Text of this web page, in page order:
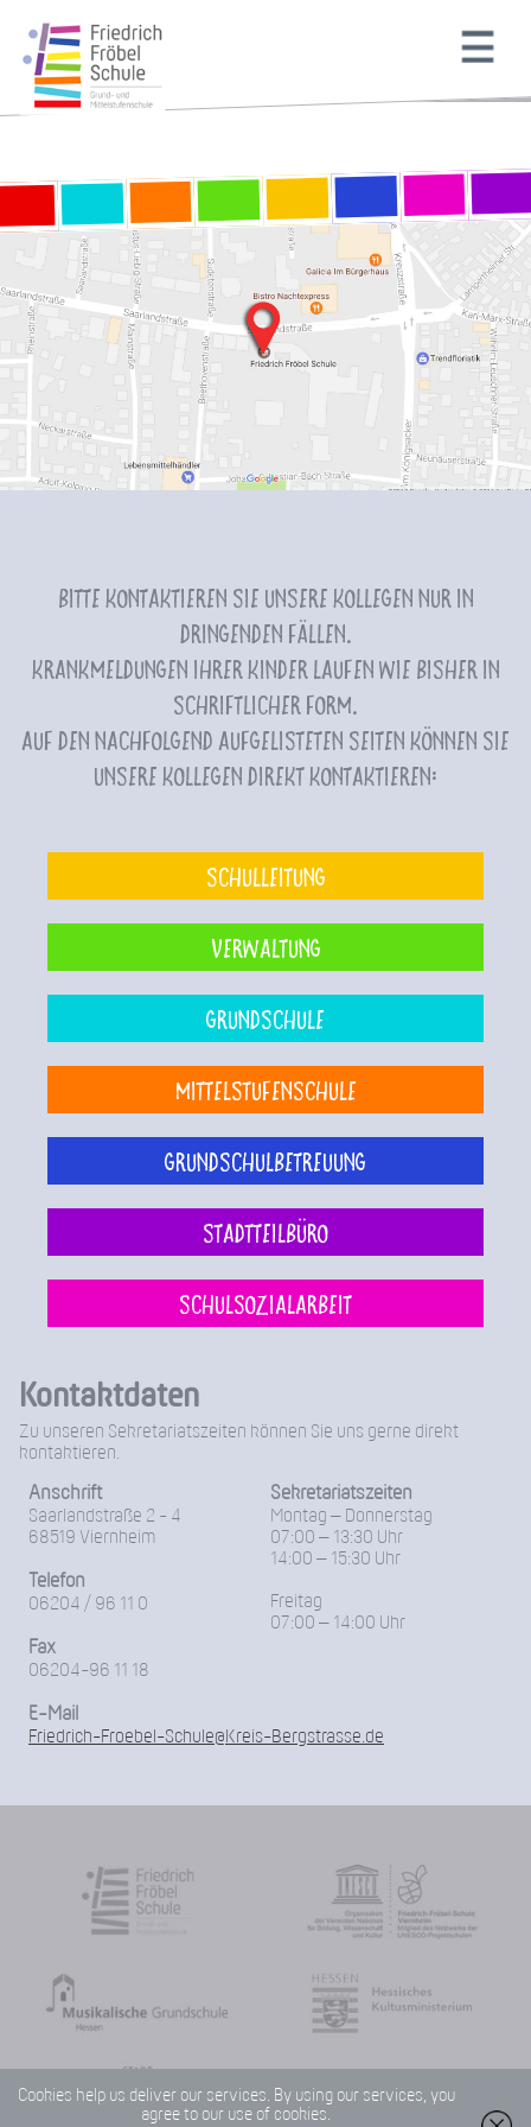
Bitte kontaktieren Sie unsere Kollegen nur in
dringenden Fällen.
Krankmeldungen Ihrer Kinder laufen wie bisher in
schriftlicher Form.
Auf den nachfolgend aufgelisteten Seiten können Sie
unsere Kollegen direkt kontaktieren:
Schulleitung
Verwaltung
Grundschule
Mittelstufenschule
Grundschulbetreuung
Stadtteilbüro
Schulsozialarbeit
Kontaktdaten
Zu unseren Sekretariatszeiten können Sie uns gerne direkt
kontaktieren.
Anschrift
Saarlandstraße 2 - 4
68519 Viernheim
Telefon
06204 / 96 11 0
Fax
06204-96 11 18
Sekretariatszeiten
Montag – Donnerstag
07:00 – 13:30 Uhr
14:00 – 15:30 Uhr
Freitag
07:00 – 14:00 Uhr
E-Mail
Friedrich-Froebel-Schule@Kreis-Bergstrasse.de
Cookies help us deliver our services. By using our services, you
agree to our use of cookies.